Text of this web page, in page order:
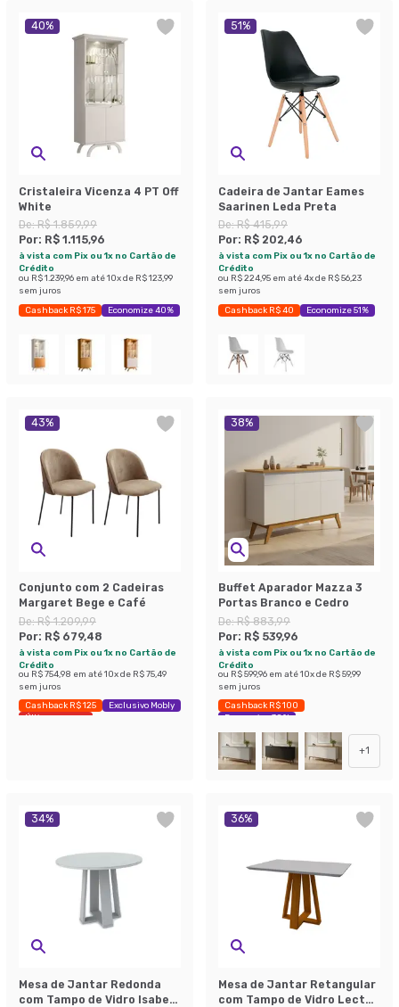
40%
Cristaleira Vicenza 4 PT Off
White
De:R$ 1.859,99
Por: R$ 1.115,96
à vista com Pix ou 1x no Cartão de
Crédito
ou R$ 1.239,96 em até10x de R$ 123,99
sem juros
Cashback R$ 175 Economize 40%
51%
Cadeira de Jantar Eames
Saarinen Leda Preta
De:R$ 415,99
Por: R$ 202,46
à vista com Pix ou 1x no Cartão de
Crédito
ou R$ 224,95 em até4x de R$ 56,23
sem juros
Cashback R$ 40 Economize 51%
43%
Conjunto com 2 Cadeiras
Margaret Bege e Café
De:R$ 1.209,99
Por: R$ 679,48
à vista com Pix ou 1x no Cartão de
Crédito
ou R$ 754,98 em até10x de R$ 75,49
sem juros
Cashback R$ 125
Exclusivo Mobly
Últimas peças
38%
Buffet Aparador Mazza 3
Portas Branco e Cedro
De:R$ 883,99
Por: R$ 539,96
à vista com Pix ou 1x no Cartão de
Crédito
ou R$ 599,96 em até10x de R$ 59,99
sem juros
Cashback R$ 100
Economize 38%
+1
34%
Mesa de Jantar Redonda
com Tampo de Vidro Isabela
36%
Mesa de Jantar Retangular
com Tampo de Vidro Lectus